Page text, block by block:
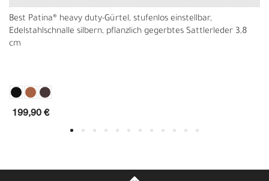
Best Patina® heavy duty-Gürtel, stufenlos einstellbar,
Edelstahlschnalle silbern, pflanzlich gegerbtes Sattlerleder 3,8
cm
199,90 €